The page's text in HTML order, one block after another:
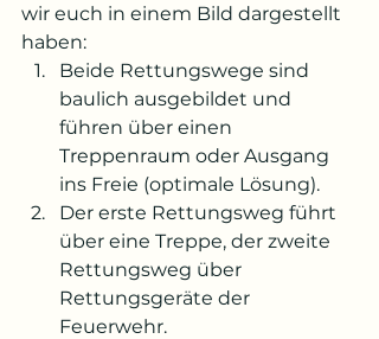
wir euch in einem Bild dargestellt
haben:
Beide Rettungswege sind
baulich ausgebildet und
führen über einen
Treppenraum oder Ausgang
ins Freie (optimale Lösung).
Der erste Rettungsweg führt
über eine Treppe, der zweite
Rettungsweg über
Rettungsgeräte der
Feuerwehr.